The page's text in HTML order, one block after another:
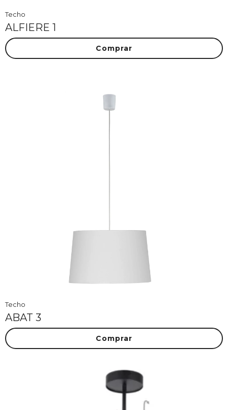
Techo
ALFIERE 1
Comprar
Techo
ABAT 3
Comprar